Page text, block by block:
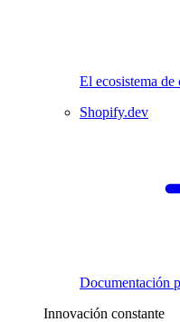
El ecosistema de
Shopify.dev
Documentación
Innovación constante